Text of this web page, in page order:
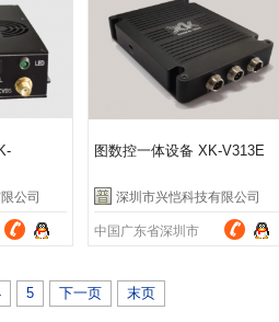
公司
图数控一体设备 XK-V313E
深圳市兴恺科技有限公司
中国广东省深圳市
5 下一页 末页